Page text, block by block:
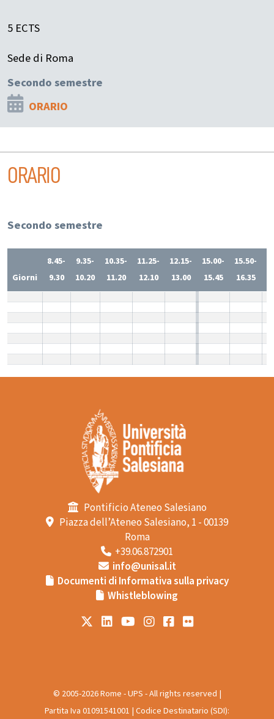
5 ECTS
Sede di Roma
Secondo semestre
ORARIO
ORARIO
Secondo semestre
Giorni
8.45-
9.30
9.35-
10.20
10.35-
11.20
11.25-
12.10
12.15-
13.00
15.00-
15.45
15.50-
16.35
Pontificio Ateneo Salesiano
Piazza dell’Ateneo Salesiano, 1 - 00139
Roma
+39.06.872901
info@unisal.it
Documenti di Informativa sulla privacy
Whistleblowing
© 2005-2026 Rome - UPS - All rights reserved |
Partita Iva 01091541001 | Codice Destinatario (SDI):